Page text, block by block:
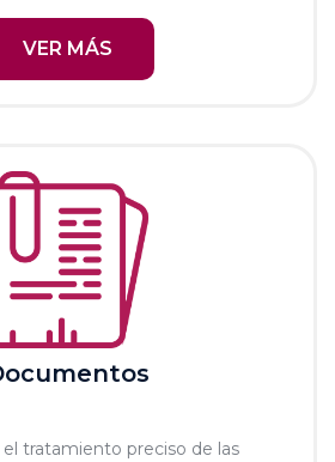
VER MÁS
el tratamiento preciso de las